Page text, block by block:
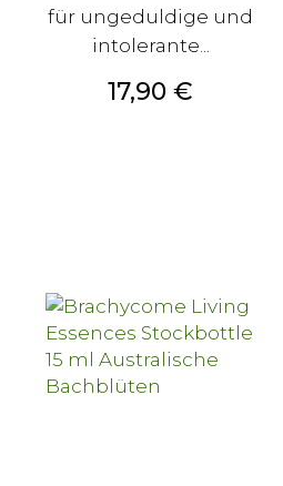
für ungeduldige und
intolerante...
Preis
17,90 €